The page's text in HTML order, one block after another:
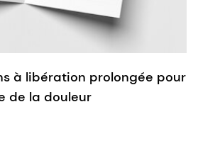
à libération prolongée pour
de la douleur